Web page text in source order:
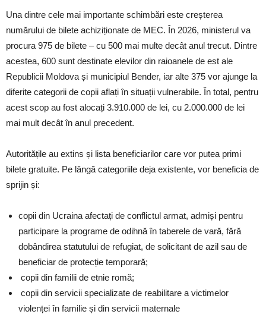
Una dintre cele mai importante schimbări este creșterea
numărului de bilete achiziționate de MEC. În 2026, ministerul va
procura 975 de bilete – cu 500 mai multe decât anul trecut. Dintre
acestea, 600 sunt destinate elevilor din raioanele de est ale
Republicii Moldova și municipiul Bender, iar alte 375 vor ajunge la
diferite categorii de copii aflați în situații vulnerabile. În total, pentru
acest scop au fost alocați 3.910.000 de lei, cu 2.000.000 de lei
mai mult decât în anul precedent.
Autoritățile au extins și lista beneficiarilor care vor putea primi
bilete gratuite. Pe lângă categoriile deja existente, vor beneficia de
sprijin și:
copii din Ucraina afectați de conflictul armat, admiși pentru
participare la programe de odihnă în taberele de vară, fără
dobândirea statutului de refugiat, de solicitant de azil sau de
beneficiar de protecție temporară;
copii din familii de etnie romă;
copii din servicii specializate de reabilitare a victimelor
violenței în familie și din servicii maternale